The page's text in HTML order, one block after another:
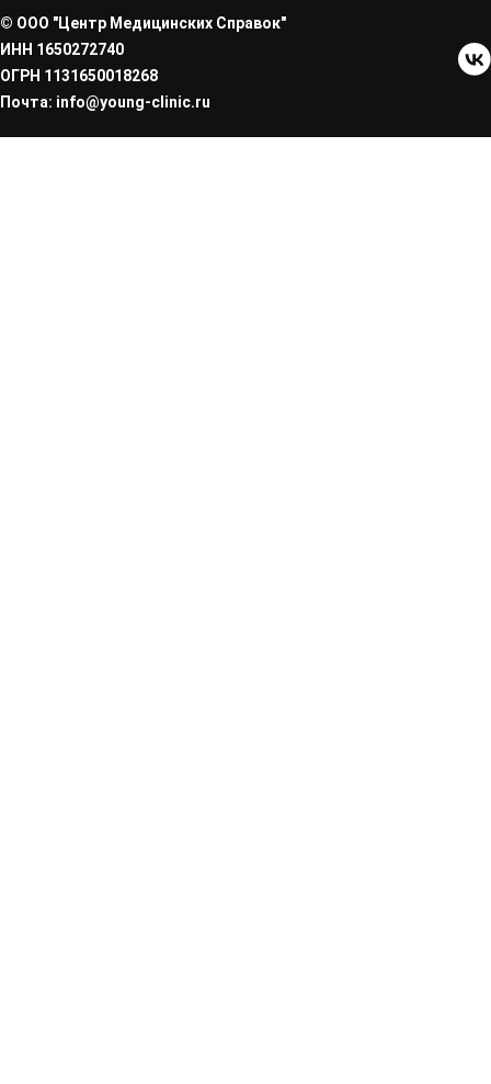
© ООО "Центр Медицинских Справок"
ИНН 1650272740
ОГРН 1131650018268
Почта: info@young-clinic.ru